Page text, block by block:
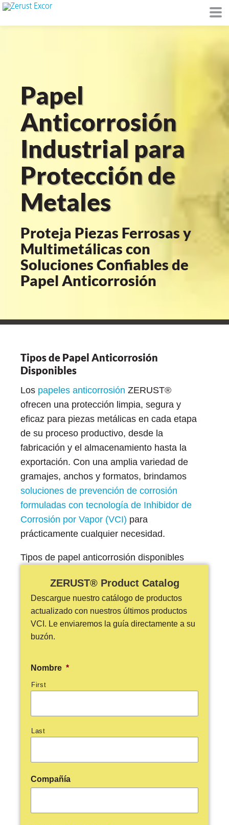
Papel
Anticorrosión
Industrial para
Protección de
Metales
Proteja Piezas Ferrosas y
Multimetálicas con
Soluciones Confiables de
Papel Anticorrosión
Tipos de Papel Anticorrosión
Disponibles
Los papeles anticorrosión ZERUST®
ofrecen una protección limpia, segura y
eficaz para piezas metálicas en cada etapa
de su proceso productivo, desde la
fabricación y el almacenamiento hasta la
exportación. Con una amplia variedad de
gramajes, anchos y formatos, brindamos
soluciones de prevención de corrosión
formuladas con tecnología de Inhibidor de
Corrosión por Vapor (VCI) para
prácticamente cualquier necesidad.
Tipos de papel anticorrosión disponibles
ZERUST® Product Catalog
Descargue nuestro catálogo de productos
actualizado con nuestros últimos productos
VCI. Le enviaremos la guía directamente a su
buzón.
Nombre *
First
Last
Compañía
Ambiente
de